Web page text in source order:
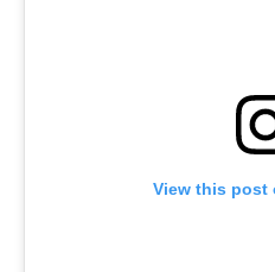
View this post